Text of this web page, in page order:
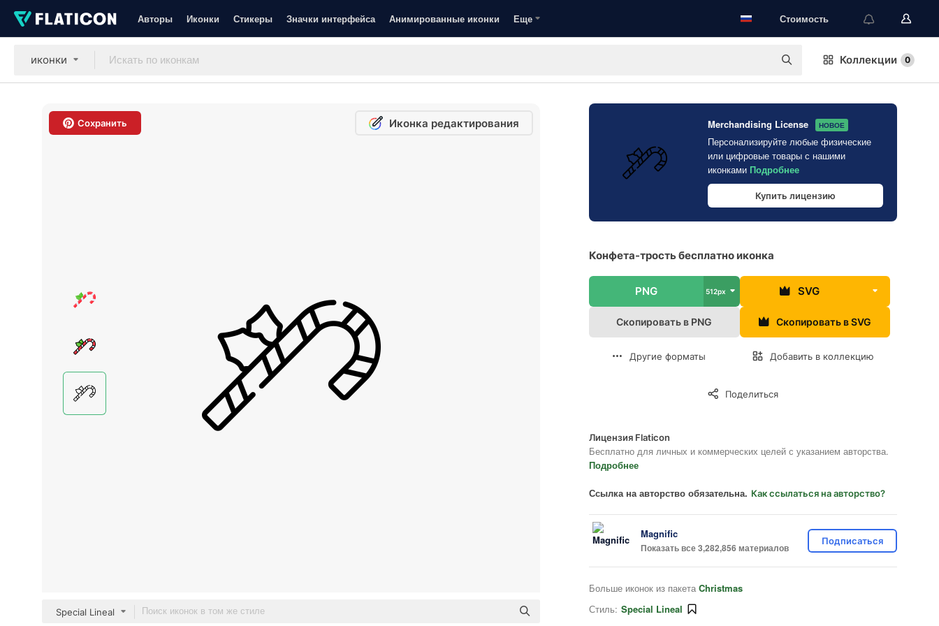
Авторы Иконки Стикеры Значки интерфейса Анимированные иконки Еще Стоимость
иконки Коллекции 0
Сохранить Иконка редактирования
Special Lineal
Merchandising License НОВОЕ
Персонализируйте любые физические
или цифровые товары с нашими
иконками Подробнее
Купить лицензию
Конфета-трость бесплатно иконка
PNG 512px SVG
Скопировать в PNG Скопировать в SVG
Другие форматы Добавить в коллекцию
Поделиться
Лицензия Flaticon
Бесплатно для личных и коммерческих целей с указанием авторства.
Подробнее
Ссылка на авторство обязательна. Как ссылаться на авторство?
Magnific
Показать все 3,282,856 материалов
Подписаться
Больше иконок из пакета Christmas
Стиль: Special Lineal